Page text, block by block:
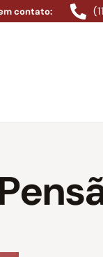
contato: